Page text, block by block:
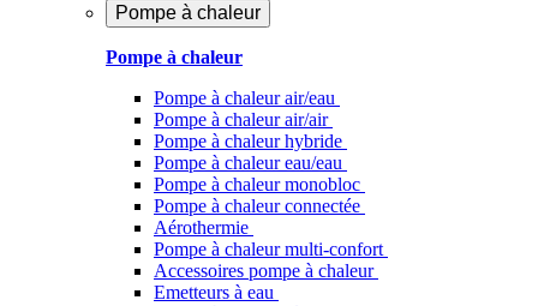
Pompe à chaleur
Pompe à chaleur
Pompe à chaleur air/eau
Pompe à chaleur air/air
Pompe à chaleur hybride
Pompe à chaleur​ eau/eau
Pompe à chaleur monobloc
Pompe à chaleur connectée
Aérothermie
Pompe à chaleur multi-confort
Accessoires pompe à chaleur
Emetteurs à eau